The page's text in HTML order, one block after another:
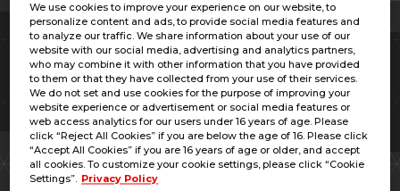
キャンペーン開催期間
2024年10月4日(金)07:00 ～ 10月21日
(月)02:00
We use cookies to improve your experience on our website, to
personalize content and ads, to provide social media features and
to analyze our traffic. We share information about your use of our
website with our social media, advertising and analytics partners,
who may combine it with other information that you have provided
to them or that they have collected from your use of their services.
We do not set and use cookies for the purpose of improving your
website experience or advertisement or social media features or
web access analytics for our users under 16 years of age. Please
click “Reject All Cookies” if you are below the age of 16. Please click
“Accept All Cookies” if you are 16 years of age or older, and accept
all cookies. To customize your cookie settings, please click “Cookie
Settings”. Privacy Policy